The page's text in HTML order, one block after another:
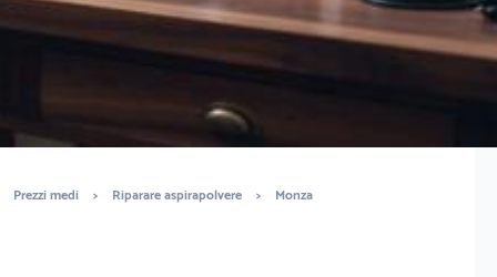
Prezzi medi > Riparare aspirapolvere > Monza